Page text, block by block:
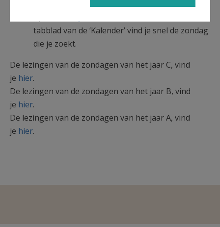
tabblad van de ‘Kalender’ vind je snel de zondag
die je zoekt.
De lezingen van de zondagen van het jaar C, vind
je hier.
De lezingen van de zondagen van het jaar B, vind
je hier.
De lezingen van de zondagen van het jaar A, vind
je hier.